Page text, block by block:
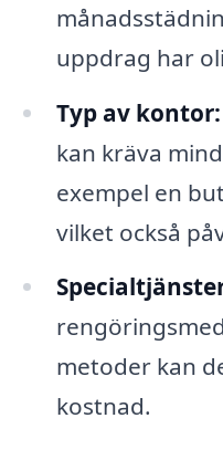
uppdrag har
Typ av kontor:
kan kräva
exempel en
vilket också
metoder kan
kostnad.